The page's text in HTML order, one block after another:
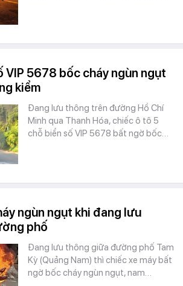
VIP 5678 bốc cháy ngùn ngụt
kiểm
Đang lưu thông trên đường Hồ Chí
Minh qua Thanh Hóa, chiếc ô tô 5
chỗ biển số VIP 5678 bất ngờ bốc…
ngùn ngụt khi đang lưu
phố
Đang lưu thông giữa đường phố Tam
Kỳ (Quảng Nam) thì chiếc xe máy bất
ngờ bốc cháy ngùn ngụt, nam…